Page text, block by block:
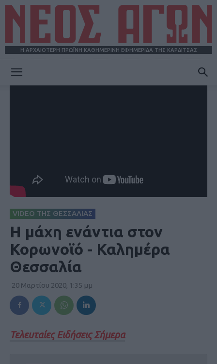
Η ΑΡΧΑΙΟΤΕΡΗ ΠΡΩΪΝΗ ΚΑΘΗΜΕΡΙΝΗ ΕΦΗΜΕΡΙΔΑ ΤΗΣ ΚΑΡΔΙΤΣΑΣ
VIDEO ΤΗΣ ΘΕΣΣΑΛΙΑΣ
Η μάχη ενάντια στον
Κορωνοϊό - Καλημέρα
Θεσσαλία
20 Μαρτίου 2020, 1:35 μμ
Τελευταίες Ειδήσεις Σήμερα